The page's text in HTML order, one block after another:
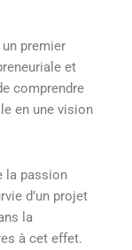
premier
et
comprendre
en une vision
la passion
d’un projet
la
à cet effet.